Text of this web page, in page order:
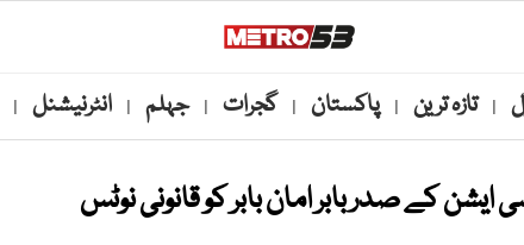
| تازہ ترین | پاکستان | گجرات | جہلم | انٹرنیشنل |
کے صدر بابر امان بابر کو قانونی نوٹس